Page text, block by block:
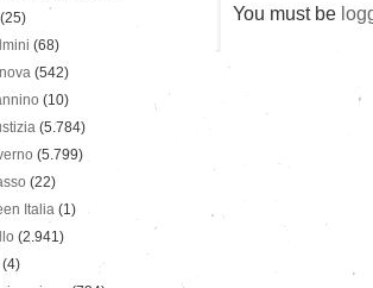
You must be
(25)
(68)
(542)
(10)
(5.784)
(5.799)
(22)
Italia (1)
(2.941)
(4)